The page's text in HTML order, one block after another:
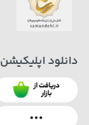
3,079,000 تومان
4,079,000
دانلود اپلیکیشن